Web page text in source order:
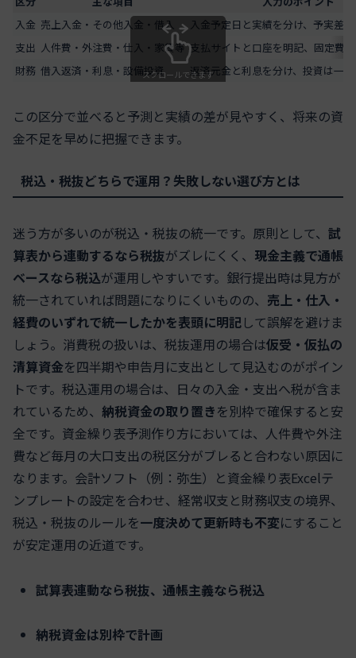
入金 売上入金・その他入金・借入
入金予定日と実績を分け、予実差
支出 人件費・外注費・仕入・家賃等 支払サイトと口座を明記、固定費
財務 借入返済・利息・設備投資 返済元金と利息を分け、投資は一
スクロールできます
この区分で並べると予測と実績の差が見やすく、将来の資
金不足を早めに把握できます。
税込・税抜どちらで運用？失敗しない選び方とは
迷う方が多いのが税込・税抜の統一です。原則として、 試
算表から連動するなら税抜がズレにくく、 現金主義で通帳
ベースなら税込が運用しやすいです。銀行提出時は見方が
統一されていれば問題になりにくいものの、 売上・仕入・
経費のいずれで統一したかを表頭に明記して誤解を避けま
しょう。消費税の扱いは、税抜運用の場合は仮受・仮払の
清算資金を四半期や申告月に支出として見込むのがポイン
トです。税込運用の場合は、日々の入金・支出へ税が含ま
れているため、 納税資金の取り置きを別枠で確保すると安
全です。資金繰り表予測作り方においては、人件費や外注
費など毎月の大口支出の税区分がブレると合わない原因に
なります。会計ソフト（例：弥生）と資金繰り表Excelテ
ンプレートの設定を合わせ、経常収支と財務収支の境界、
税込・税抜のルールを一度決めて更新時も不変にすること
が安定運用の近道です。
試算表連動なら税抜、通帳主義なら税込
納税資金は別枠で計画